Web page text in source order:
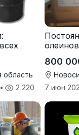
область
• 2 220
800
7 июн